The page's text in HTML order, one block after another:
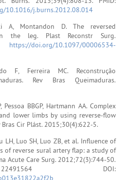
10.1016/j.burns.2012.08.014
A, Montandon D. The reversed
the leg. Plast Reconstr Surg.
https://doi.org/10.1097/00006534-
F, Ferreira MC. Reconstrução
Rev Bras Queimaduras.
Pessoa BBGP, Hartmann AA. Complex
lower limbs by using reverse-flow
Bras Cir Plást. 2015;30(4):622-5.
LH, Luo SH, Luo ZB, et al. Influence of
of reverse sural artery flap: a study of
Acute Care Surg. 2012;72(3):744-50.
DOI: